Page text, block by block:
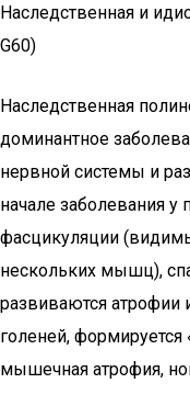
Наследственная и
G60)
Наследственная
доминантное
нервной системы и
начале заболевания у
фасцикуляции
нескольких мышц),
развиваются атрофии
голеней, формируется
мышечная атрофия,